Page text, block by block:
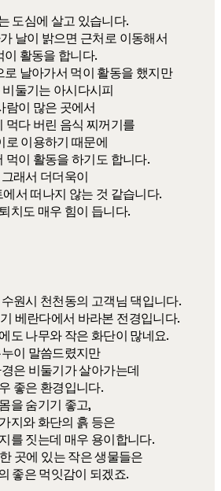
도심에 살고 있습니다.
날이 밝으면 근처로 이동해서
이 활동을 합니다.
날아가서 먹이 활동을 했지만
비둘기는 아시다시피
람이 많은 곳에서
먹다 버린 음식 찌꺼기를
로 이용하기 때문에
먹이 활동을 하기도 합니다.
그래서 더더욱이
서 떠나지 않는 것 같습니다.
치도 매우 힘이 듭니다.
원시 천천동의 고객님 댁입니다.
베란다에서 바라본 전경입니다.
도 나무와 작은 화단이 많네요.
이 말씀드렸지만
은 비둘기가 살아가는데
좋은 환경입니다.
몸을 숨기기 좋고,
지와 화단의 흙 등은
를 짓는데 매우 용이합니다.
곳에 있는 작은 생물들은
좋은 먹잇감이 되겠죠.